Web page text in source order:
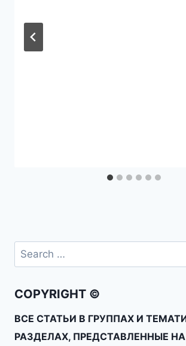
COPYRIGHT ©
ВСЕ СТАТЬИ В ГРУППАХ И
РАЗДЕЛАХ, ПРЕДСТАВЛЕННЫЕ